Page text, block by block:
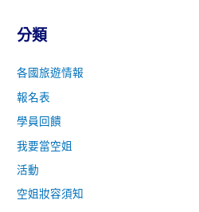
分類
各國旅遊情報
報名表
學員回饋
我要當空姐
活動
空姐妝容須知